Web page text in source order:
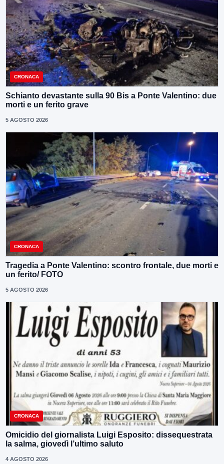
CRONACA
Schianto devastante sulla 90 Bis a Ponte Valentino: due
morti e un ferito grave
5 AGOSTO 2026
CRONACA
Tragedia a Ponte Valentino: scontro frontale, due morti e
un ferito/ FOTO
5 AGOSTO 2026
CRONACA
Omicidio del giornalista Luigi Esposito: dissequestrata
la salma, giovedì l’ultimo saluto
4 AGOSTO 2026